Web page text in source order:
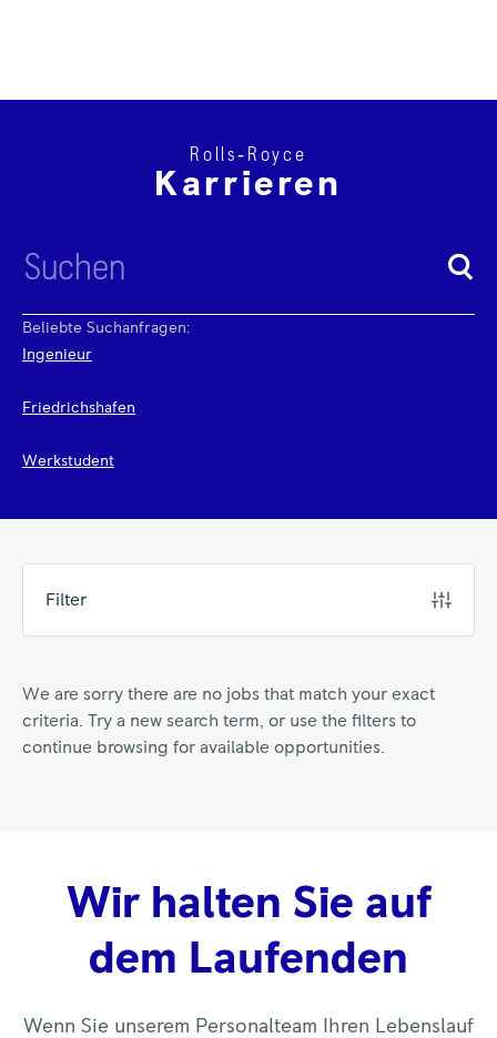
Rolls‑Royce
Karrieren
Beliebte Suchanfragen:
Ingenieur
Friedrichshafen
Werkstudent
Filter
We are sorry there are no jobs that match your exact
criteria. Try a new search term, or use the filters to
continue browsing for available opportunities.
Wir halten Sie auf
dem Laufenden
Wenn Sie unserem Personalteam Ihren Lebenslauf